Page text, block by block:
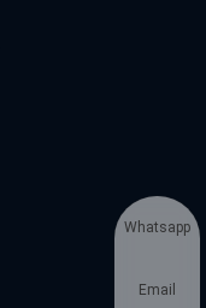
Whatsapp
Email